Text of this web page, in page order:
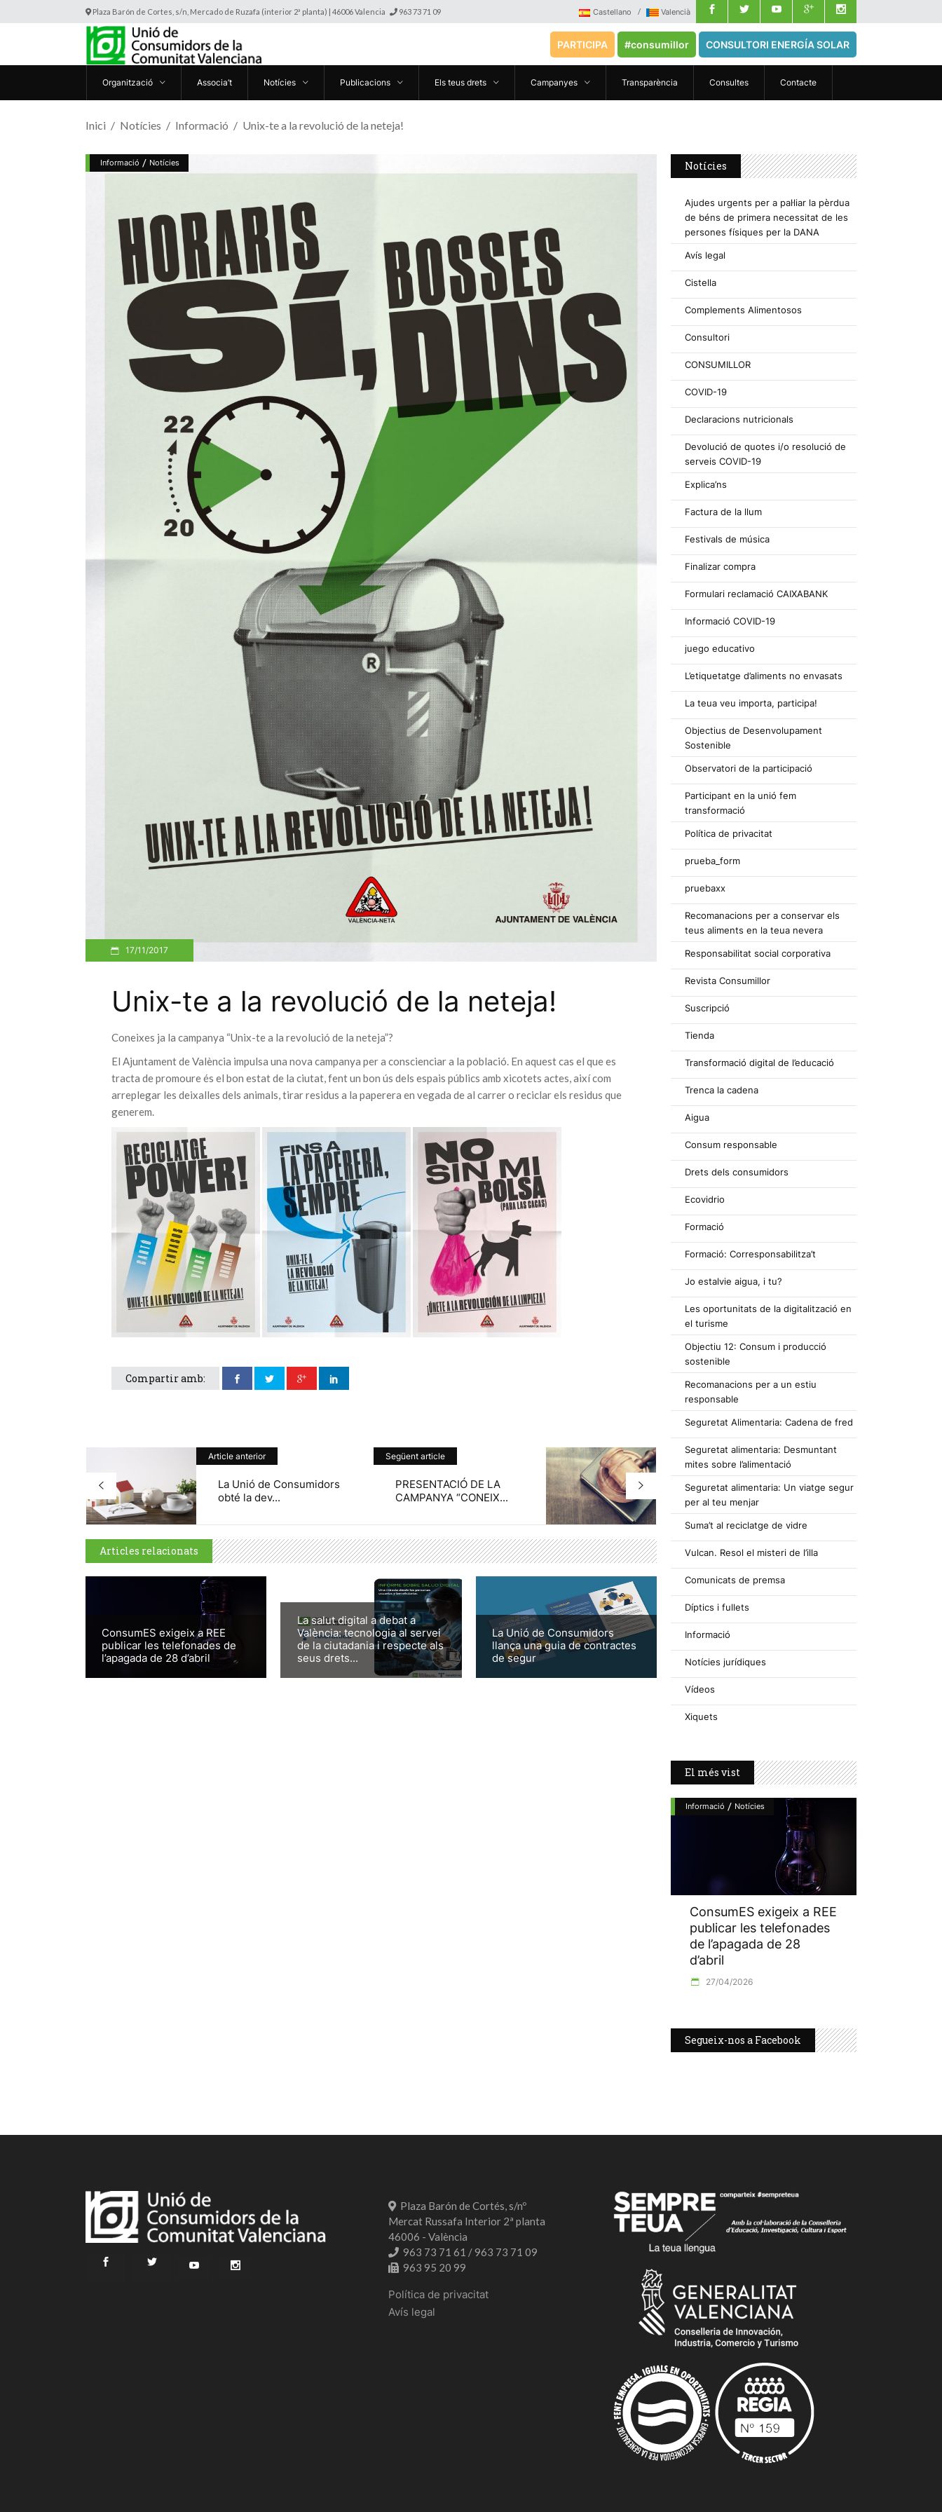
Plaza Barón de Cortes, s/n, Mercado de Ruzafa (interior 2ª planta) | 46006 Valencia 963 73 71 09 Castellano Valencià
PARTICIPA #consumillor CONSULTORI ENERGÍA SOLAR
Organització Associa’t Notícies Publicacions Els teus drets Campanyes Transparència Consultes Contacte
Inici Notícies Informació Unix-te a la revolució de la neteja!
Informació / Notícies
17/11/2017
Unix-te a la revolució de la neteja!
Coneixes ja la campanya “Unix-te a la revolució de la neteja”?
El Ajuntament de València impulsa una nova campanya per a conscienciar a la població. En aquest cas el que es
tracta de promoure és el bon estat de la ciutat, fent un bon ús dels espais públics amb xicotets actes, així com
arreplegar les deixalles dels animals, tirar residus a la paperera en vegada de al carrer o reciclar els residus que
generem.
Compartir amb:
Article anterior
La Unió de Consumidors
obté la dev...
Següent article
PRESENTACIÓ DE LA
CAMPANYA “CONEIX...
Articles relacionats
ConsumES exigeix a REE
publicar les telefonades de
l’apagada de 28 d’abril
La salut digital a debat a
València: tecnologia al servei
de la ciutadania i respecte als
seus drets...
La Unió de Consumidors
llança una guia de contractes
de segur
Notícies
Ajudes urgents per a pal·liar la pèrdua
de béns de primera necessitat de les
persones físiques per la DANA
Avís legal
Cistella
Complements Alimentosos
Consultori
CONSUMILLOR
COVID-19
Declaracions nutricionals
Devolució de quotes i/o resolució de
serveis COVID-19
Explica’ns
Factura de la llum
Festivals de música
Finalizar compra
Formulari reclamació CAIXABANK
Informació COVID-19
juego educativo
L’etiquetatge d’aliments no envasats
La teua veu importa, participa!
Objectius de Desenvolupament
Sostenible
Observatori de la participació
Participant en la unió fem
transformació
Política de privacitat
prueba_form
pruebaxx
Recomanacions per a conservar els
teus aliments en la teua nevera
Responsabilitat social corporativa
Revista Consumillor
Suscripció
Tienda
Transformació digital de l’educació
Trenca la cadena
Aigua
Consum responsable
Drets dels consumidors
Ecovidrio
Formació
Formació: Corresponsabilitza’t
Jo estalvie aigua, i tu?
Les oportunitats de la digitalització en
el turisme
Objectiu 12: Consum i producció
sostenible
Recomanacions per a un estiu
responsable
Seguretat Alimentaria: Cadena de fred
Seguretat alimentaria: Desmuntant
mites sobre l’alimentació
Seguretat alimentaria: Un viatge segur
per al teu menjar
Suma’t al reciclatge de vidre
Vulcan. Resol el misteri de l’illa
Comunicats de premsa
Díptics i fullets
Informació
Notícies jurídiques
Vídeos
Xiquets
El més vist
Informació / Notícies
ConsumES exigeix a REE
publicar les telefonades
de l’apagada de 28
d’abril
27/04/2026
Segueix-nos a Facebook
Plaza Barón de Cortés, s/nº
Mercat Russafa Interior 2ª planta
46006 - València
963 73 71 61 / 963 73 71 09
963 95 20 99
Política de privacitat
Avís legal